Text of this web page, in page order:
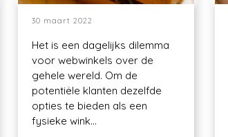
30 maart 2022
Het is een dagelijks dilemma
voor webwinkels over de
gehele wereld. Om de
potentiële klanten dezelfde
opties te bieden als een
fysieke wink...